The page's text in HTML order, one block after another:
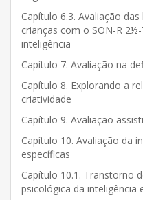
Capítulo 6.3. Avaliação
crianças com o SON-R
inteligência
Capítulo 7. Avaliação na
Capítulo 8. Explorando a
criatividade
Capítulo 9. Avaliação
Capítulo 10. Avaliação da
específicas
Capítulo 10.1. Transtorno
psicológica da inteligência